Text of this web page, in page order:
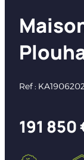
Ref :
191 850